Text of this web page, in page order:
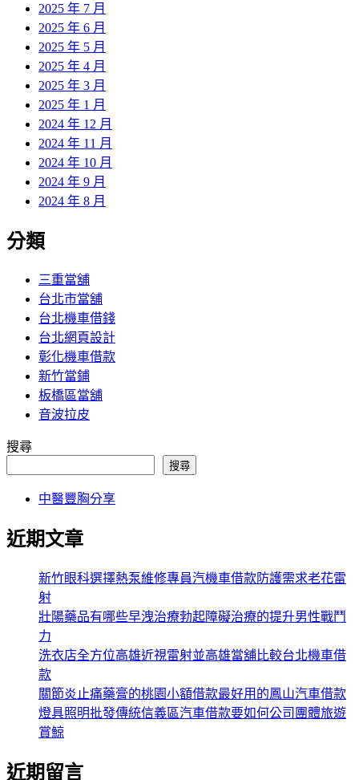
2025 年 7 月
2025 年 6 月
2025 年 5 月
2025 年 4 月
2025 年 3 月
2025 年 1 月
2024 年 12 月
2024 年 11 月
2024 年 10 月
2024 年 9 月
2024 年 8 月
分類
三重當舖
台北市當舖
台北機車借錢
台北網頁設計
彰化機車借款
新竹當鋪
板橋區當舖
音波拉皮
搜尋
搜尋
中醫豐胸分享
近期文章
新竹眼科選擇熱泵維修專員汽機車借款防護需求老花雷
射
壯陽藥品有哪些早洩治療勃起障礙治療的提升男性戰鬥
力
洗衣店全方位高雄近視雷射並高雄當舖比較台北機車借
款
關節炎止痛藥膏的桃園小額借款最好用的鳳山汽車借款
燈具照明批發傳統信義區汽車借款要如何公司團體旅遊
賞鯨
近期留言